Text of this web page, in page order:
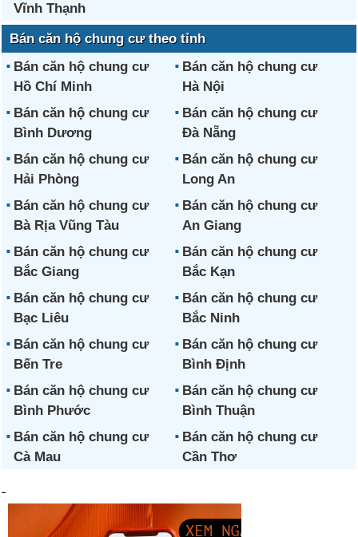
Vĩnh Thạnh
Bán căn hộ chung cư theo tỉnh
Bán căn hộ chung cư
Hồ Chí Minh
Bán căn hộ chung cư
Hà Nội
Bán căn hộ chung cư
Bình Dương
Bán căn hộ chung cư
Đà Nẵng
Bán căn hộ chung cư
Hải Phòng
Bán căn hộ chung cư
Long An
Bán căn hộ chung cư
Bà Rịa Vũng Tàu
Bán căn hộ chung cư
An Giang
Bán căn hộ chung cư
Bắc Giang
Bán căn hộ chung cư
Bắc Kạn
Bán căn hộ chung cư
Bạc Liêu
Bán căn hộ chung cư
Bắc Ninh
Bán căn hộ chung cư
Bến Tre
Bán căn hộ chung cư
Bình Định
Bán căn hộ chung cư
Bình Phước
Bán căn hộ chung cư
Bình Thuận
Bán căn hộ chung cư
Cà Mau
Bán căn hộ chung cư
Cần Thơ